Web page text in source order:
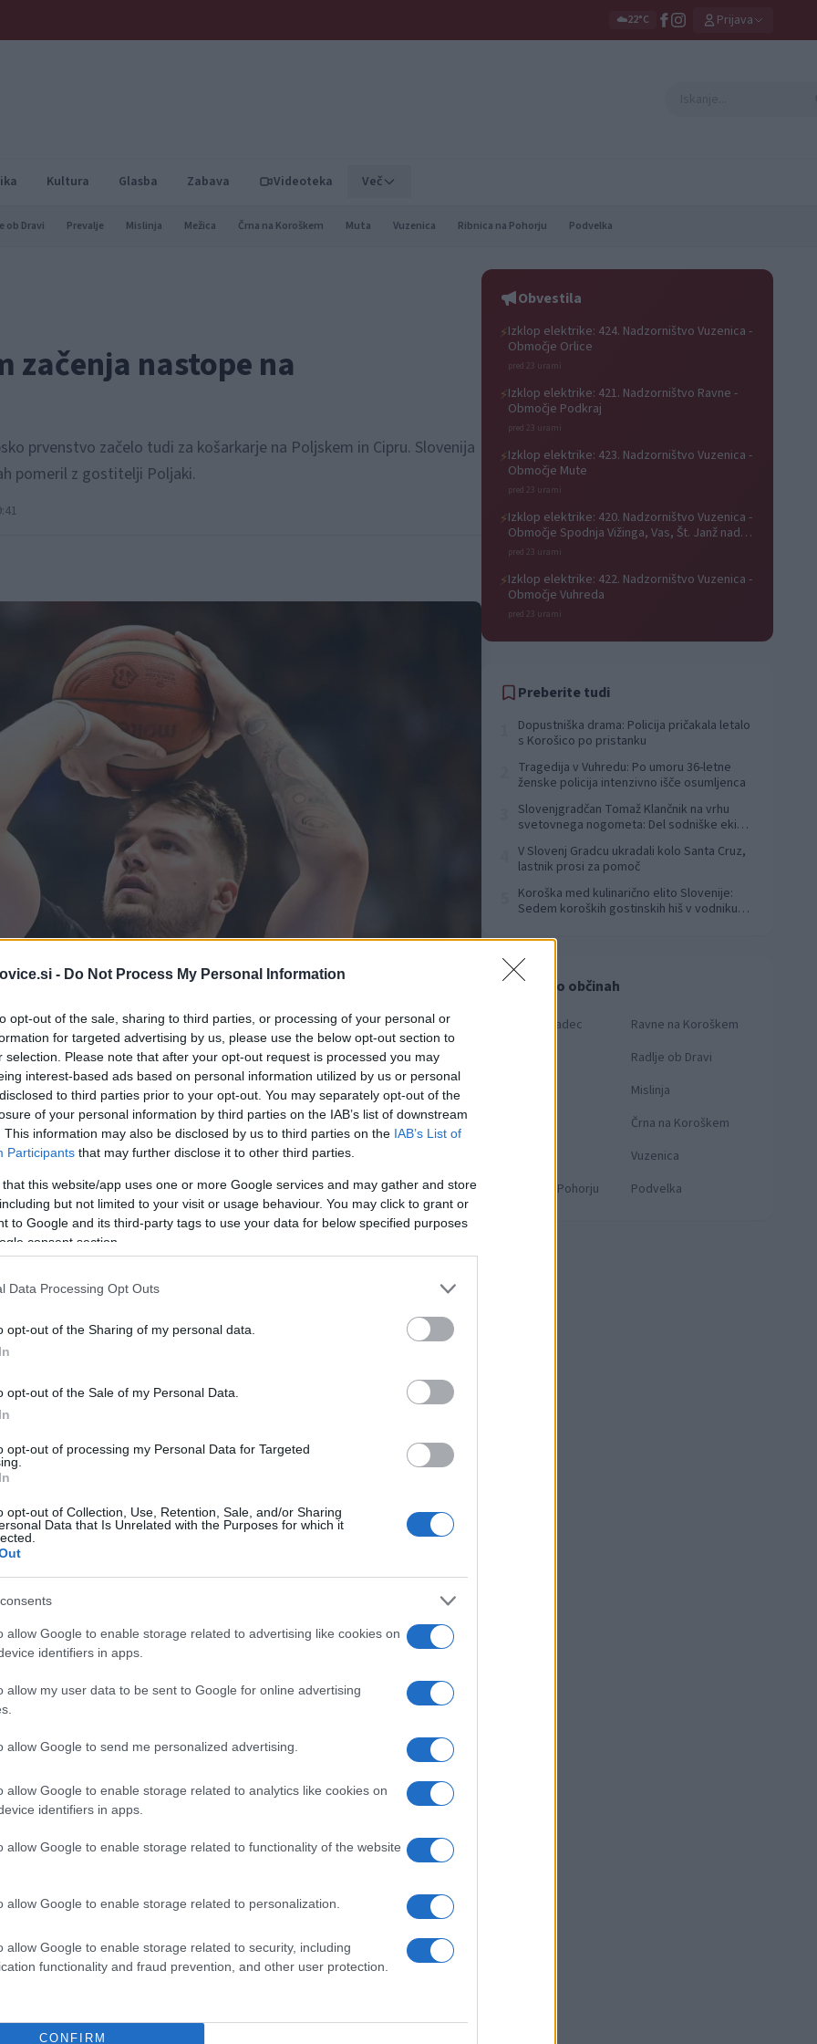
- Do Not Process My Personal Information
opt-out of the sale, sharing to third parties, or processing of your personal or
for targeted advertising by us, please use the below opt-out section to
selection. Please note that after your opt-out request is processed you may
interest-based ads based on personal information utilized by us or personal
to third parties prior to your opt-out. You may separately opt-out of the
of your personal information by third parties on the IAB’s list of downstream
This information may also be disclosed by us to third parties on the IAB’s List of
Participants that may further disclose it to other third parties.
that this website/app uses one or more Google services and may gather and store
but not limited to your visit or usage behaviour. You may click to grant or
to Google and its third-party tags to use your data for below specified purposes
consent section.
Data Processing Opt Outs
opt-out of the Sharing of my personal data.
opt-out of the Sale of my Personal Data.
opt-out of processing my Personal Data for Targeted
opt-out of Collection, Use, Retention, Sale, and/or Sharing
Data that Is Unrelated with the Purposes for which it
allow Google to enable storage related to advertising like cookies on
identifiers in apps.
allow my user data to be sent to Google for online advertising
allow Google to send me personalized advertising.
allow Google to enable storage related to analytics like cookies on
identifiers in apps.
allow Google to enable storage related to functionality of the website
allow Google to enable storage related to personalization.
allow Google to enable storage related to security, including
functionality and fraud prevention, and other user protection.
CONFIRM
☁️22°C Prijava
Kultura Glasba Zabava Videoteka Več
ob Dravi Prevalje Mislinja Mežica Črna na Koroškem Muta Vuzenica Ribnica na Pohorju Podvelka
začenja nastope na
prvenstvo začelo tudi za košarkarje na Poljskem in Cipru. Slovenija
pomeril z gostitelji Poljaki.
Simbolična fotografija| Foto: Jure Makovec/STA
kjer bo Slovenija imela svoj delež navijačev, saj si
na zadnjem eurobasketu v Berlinu oropali sanj o medalji.
let še živa v njihovih spominih - za Poljsko je bil to
a da bo danes povsem nova zgodba
pa verjame, da bo pokazala boljši obraz kot na
bojem.
tekmovanje. Na obračun s Poljsko ne gledam kot na
ekipo, ki že dolgo igra skupaj, na svoji strani bo imela tudi
Dončić.
zmage ne bo lahka, četudi je Slovenija v vlogi favorita.
in drugačnih prijemov v obrambi, zato se bo treba
večjim padcem v igri oziroma zbranosti. "
Tudi ko pridejo
in enotno prebroditi težave. Tekmo moramo začeti
Preizkusi zdaj
Slovenija pomerila z aktualnimi evropskimi in
čaka Belgija, po dnevu premora pa še Islandija in
Obvestila
⚡Izklop elektrike: 424. Nadzorništvo Vuzenica -
Območje Orlice
pred 23 urami
⚡Izklop elektrike: 421. Nadzorništvo Ravne -
Območje Podkraj
pred 23 urami
⚡Izklop elektrike: 423. Nadzorništvo Vuzenica -
Območje Mute
pred 23 urami
⚡Izklop elektrike: 420. Nadzorništvo Vuzenica -
Območje Spodnja Vižinga, Vas, Št. Janž nad
Radljami, Suhi Vrh, Dobrava
pred 23 urami
⚡Izklop elektrike: 422. Nadzorništvo Vuzenica -
Območje Vuhreda
pred 23 urami
Preberite tudi
Dopustniška drama: Policija pričakala letalo
s Korošico po pristanku
Tragedija v Vuhredu: Po umoru 36-letne
ženske policija intenzivno išče osumljenca
Slovenjgradčan Tomaž Klančnik na vrhu
svetovnega nogometa: Del sodniške ekipe
V Slovenj Gradcu ukradali kolo Santa Cruz,
lastnik prosi za pomoč
Koroška med kulinarično elito Slovenije:
Sedem koroških gostinskih hiš v vodniku
Novice po občinah
Slovenj Gradec
Ravne na Koroškem
Radlje ob Dravi
Mislinja
Črna na Koroškem
Vuzenica
Ribnica na Pohorju
Podvelka